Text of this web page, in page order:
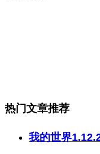
热门文章推荐
我的世界